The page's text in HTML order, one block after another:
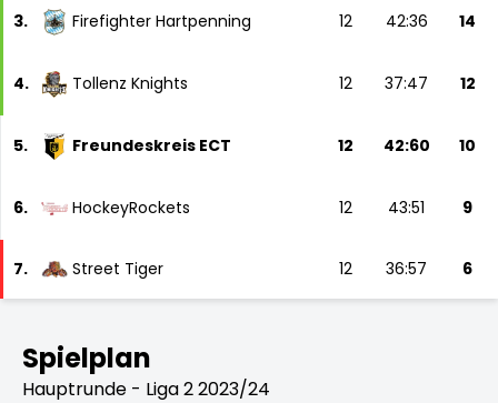
3. Firefighter Hartpenning 12 42:36 14
4. Tollenz Knights 12 37:47 12
5. Freundeskreis ECT 12 42:60 10
6. HockeyRockets 12 43:51 9
7. Street Tiger 12 36:57 6
Spielplan
Hauptrunde - Liga 2 2023/24